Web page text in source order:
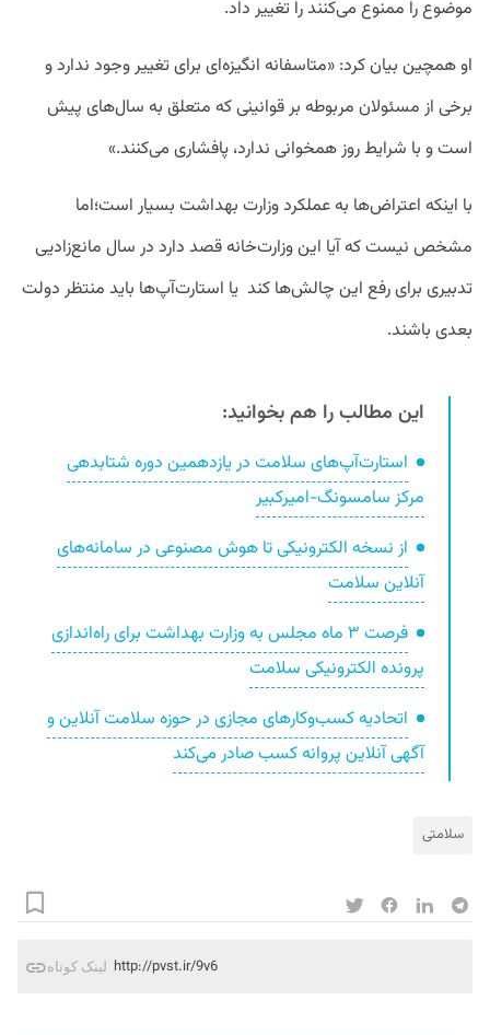
موضوع را ممنوع می‌کنند را تغییر داد.
او همچین بیان کرد: «متاسفانه انگیزه‌ای برای تغییر وجود ندارد و
برخی از مسئولان مربوطه بر قوانینی که متعلق به سال‌های پیش
است و با شرایط روز همخوانی ندارد، پافشاری می‌کنند.»
با اینکه اعتراض‌ها به عملکرد وزارت بهداشت بسیار است؛اما
مشخص نیست که آیا این وزارت‌خانه قصد دارد در سال مانع‌زادیی
تدبیری برای رفع این چالش‌ها کند یا استارت‌آپ‌ها باید منتظر دولت
بعدی باشند.
این مطالب را هم بخوانید:
استارت‌آپ‌های سلامت در یازدهمین دوره شتابدهی
مرکز سامسونگ-امیرکبیر
از نسخه الکترونیکی تا هوش مصنوعی در سامانه‌های
آنلاین سلامت
فرصت ۳ ماه مجلس به وزارت بهداشت برای راه‌اندازی
پرونده الکترونیکی سلامت
اتحادیه کسب‌وکارهای مجازی در حوزه سلامت آنلاین و
آگهی آنلاین پروانه کسب صادر می‌کند
سلامتی
لینک کوتاه http://pvst.ir/9v6